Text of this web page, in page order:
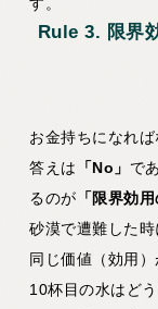
Rule 3. 限界
お金持ちになれ
答えは
「No」 で
るのが 「限界効
砂漠で遭難した
同じ価値（効用
10杯目の水はど